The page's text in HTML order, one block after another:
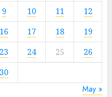
9 10 11
12
16 17 18
19
23 24 25
26
30
May »